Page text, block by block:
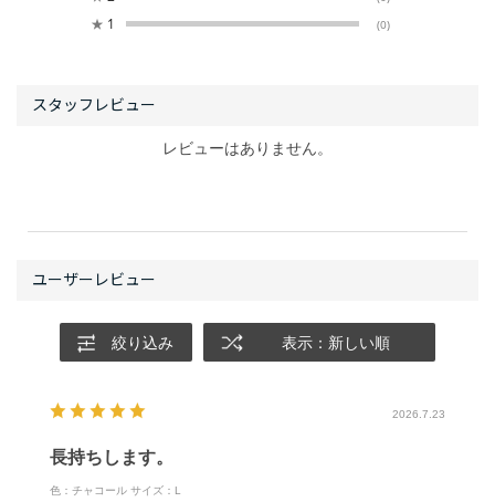
★ 1 (0)
絞り込み 表示：新しい順
2026.7.23
長持ちします。
色：チャコール サイズ：L
レビューはありません。